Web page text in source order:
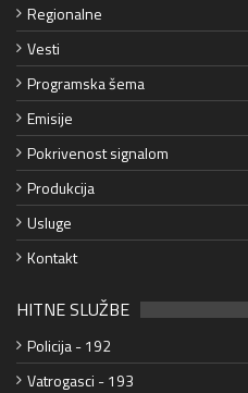
Regionalne
Vesti
Programska šema
Emisije
Pokrivenost signalom
Produkcija
Usluge
Kontakt
HITNE SLUŽBE
Policija - 192
Vatrogasci - 193